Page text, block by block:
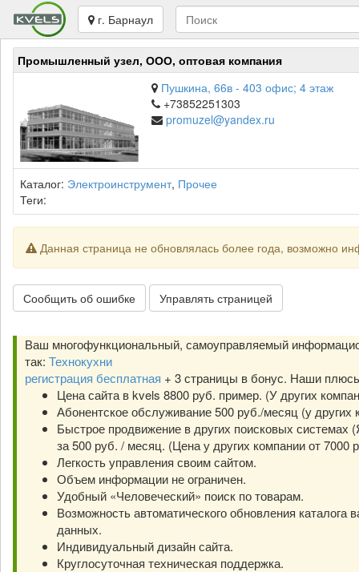
г. Барнаул
Промышленный узел, ООО, оптовая компания
Пушкина, 66в - 403 офис; 4 этаж
+73852251303
promuzel@yandex.ru
Каталог: Электроинструмент, Прочее
Теги:
Данная страница не обновлялась более года, возможно
Сообщить об ошибке Управлять страницей
Ваш многофункциональный, самоуправляемый
так: Технокухни
регистрация бесплатная + 3 страницы в бонус. Наши
Цена сайта в kvels 8800 руб. пример. (У других
Абонентское обслуживание 500 руб./месяц (у других
Быстрое продвижение в других поисковых системах
за 500 руб. / месяц. (Цена у других компании от 7000
Легкость управления своим сайтом.
Объем информации не ограничен.
Удобный «Человеческий» поиск по товарам.
Возможность автоматического обновления каталога
данных.
Индивидуальный дизайн сайта.
Круглосуточная техническая поддержка.